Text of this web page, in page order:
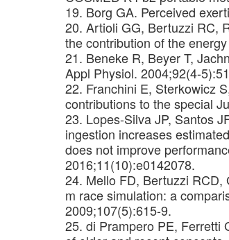
19. Borg GA. Perceived
20. Artioli GG, Bertuzzi RC,
the contribution of the
21. Beneke R, Beyer T,
Appl Physiol. 2004;92(4-
22. Franchini E, Sterkowicz
contributions to the special
23. Lopes-Silva JP, Santos
ingestion increases
does not improve
2016;11(10):e0142078.
24. Mello FD, Bertuzzi RCD,
m race simulation: a
2009;107(5):615-9.
25. di Prampero PE, Ferretti